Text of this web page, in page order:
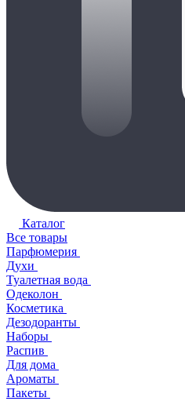
Каталог
Все товары
Парфюмерия
Духи
Туалетная вода
Одеколон
Косметика
Дезодоранты
Наборы
Распив
Для дома
Ароматы
Пакеты